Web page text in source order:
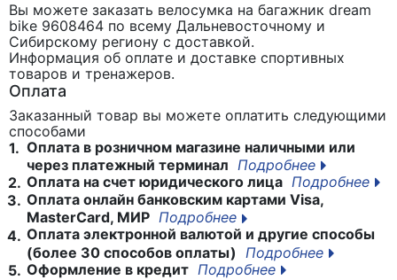
Вы можете заказать велосумка на багажник dream
bike 9608464 по всему Дальневосточному и
Сибирскому региону с доставкой.
Информация об оплате и доставке спортивных
товаров и тренажеров.
Оплата
Заказанный товар вы можете оплатить следующими
способами
1. Оплата в розничном магазине наличными или
через платежный терминал Подробнее
2. Оплата на счет юридического лица Подробнее
3. Оплата онлайн банковским картами Visa,
MasterCard, МИР Подробнее
4. Оплата электронной валютой и другие способы
(более 30 способов оплаты)
Подробнее
5. Оформление в кредит Подробнее